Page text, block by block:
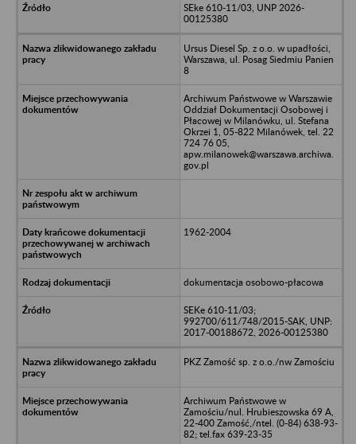
SEke 610-11/03, UNP 2026-
00125380
Ursus Diesel Sp. z o.o. w upadłości,
Warszawa, ul. Posag Siedmiu Panien
8
Archiwum Państwowe w Warszawie
Oddział Dokumentacji Osobowej i
Płacowej w Milanówku, ul. Stefana
Okrzei 1, 05-822 Milanówek, tel. 22
724 76 05,
apw.milanowek@warszawa.archiwa.
gov.pl
1962-2004
dokumentacja osobowo-płacowa
SEKe 610-11/03;
992700/611/748/2015-SAK, UNP:
2017-00188672, 2026-00125380
PKZ Zamość sp. z o.o./nw Zamościu
Archiwum Państwowe w
Zamościu/nul. Hrubieszowska 69 A,
22-400 Zamość,/ntel. (0-84) 638-93-
82; tel.fax 639-23-35